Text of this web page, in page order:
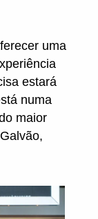
uma
estará
numa
maior